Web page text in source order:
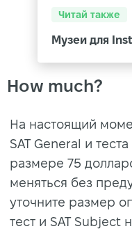
Читай также
Музеи для
How much?
На настоящий
SAT General и
размере 75
меняться без
уточните размер
тест и SAT Subject